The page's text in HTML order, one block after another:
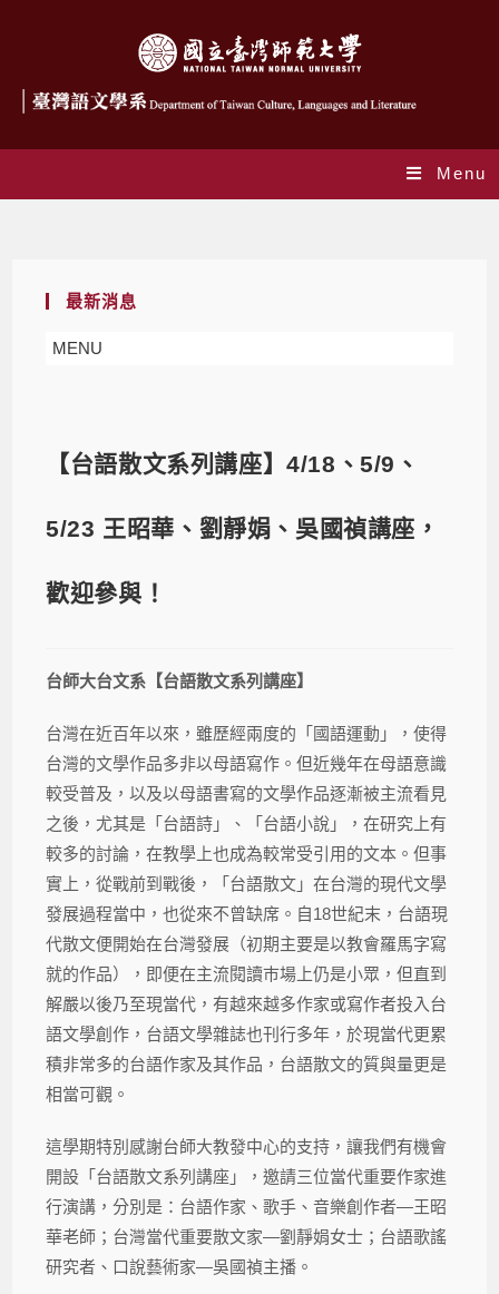
Menu
最新消息
MENU
【台語散文系列講座】4/18、5/9、
5/23 王昭華、劉靜娟、吳國禎講座，
歡迎參與！
台師大台文系【台語散文系列講座】
台灣在近百年以來，雖歷經兩度的「國語運動」，使得
台灣的文學作品多非以母語寫作。但近幾年在母語意識
較受普及，以及以母語書寫的文學作品逐漸被主流看見
之後，尤其是「台語詩」、「台語小說」，在研究上有
較多的討論，在教學上也成為較常受引用的文本。但事
實上，從戰前到戰後，「台語散文」在台灣的現代文學
發展過程當中，也從來不曾缺席。自18世紀末，台語現
代散文便開始在台灣發展（初期主要是以教會羅馬字寫
就的作品），即便在主流閱讀巿場上仍是小眾，但直到
解嚴以後乃至現當代，有越來越多作家或寫作者投入台
語文學創作，台語文學雜誌也刊行多年，於現當代更累
積非常多的台語作家及其作品，台語散文的質與量更是
相當可觀。
這學期特別感謝台師大教發中心的支持，讓我們有機會
開設「台語散文系列講座」，邀請三位當代重要作家進
行演講，分別是：台語作家、歌手、音樂創作者—王昭
華老師；台灣當代重要散文家—劉靜娟女士；台語歌謠
研究者、口說藝術家—吳國禎主播。